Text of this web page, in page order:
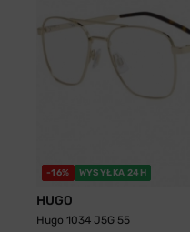
-16% WYSYŁKA 24H
HUGO
Hugo 1034 J5G 55